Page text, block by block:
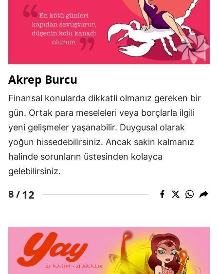
Akrep Burcu
Finansal konularda dikkatli olmanız gereken bir
gün. Ortak para meseleleri veya borçlarla ilgili
yeni gelişmeler yaşanabilir. Duygusal olarak
yoğun hissedebilirsiniz. Ancak sakin kalmanız
halinde sorunların üstesinden kolayca
gelebilirsiniz.
8 /12